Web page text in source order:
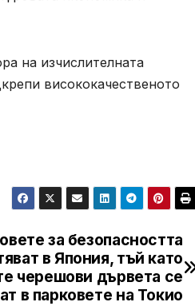
на изчислителната
висококачественото
за безопасността
в Япония, тъй като
черешови дървета се
в парковете на Токио